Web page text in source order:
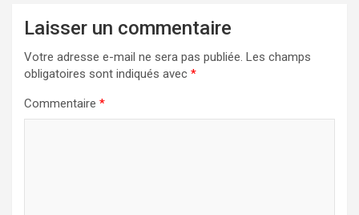
Laisser un commentaire
Votre adresse e-mail ne sera pas publiée. Les champs
obligatoires sont indiqués avec *
Commentaire *